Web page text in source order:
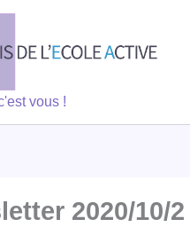
vous !
2020/10/